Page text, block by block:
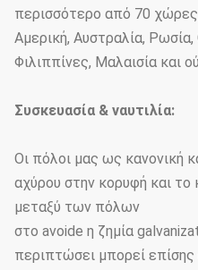
περισσότερο από 70
Αμερική, Αυστραλία, Ρωσία,
Φιλιππίνες, Μαλαισία και
Συσκευασία & ναυτιλία:
Οι πόλοι μας ως κανονική
αχύρου στην κορυφή και το
μεταξύ των πόλων
στο avoide η ζημία
περιπτώσει μπορεί